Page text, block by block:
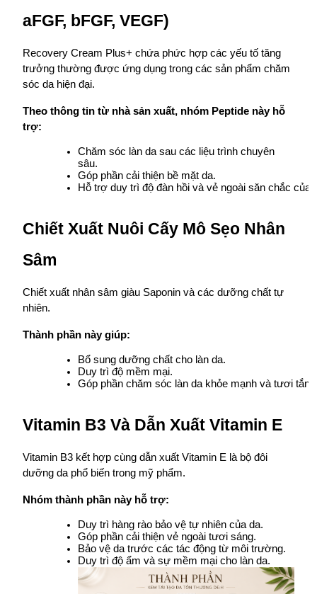
aFGF, bFGF, VEGF)
Recovery Cream Plus+ chứa phức hợp các yếu tố tăng
trưởng thường được ứng dụng trong các sản phẩm chăm
sóc da hiện đại.
Theo thông tin từ nhà sản xuất, nhóm Peptide này hỗ
trợ:
Chăm sóc làn da sau các liệu trình chuyên
sâu.
Góp phần cải thiện bề mặt da.
Hỗ trợ duy trì độ đàn hồi và vẻ ngoài săn chắc của
Chiết Xuất Nuôi Cấy Mô Sẹo Nhân
Sâm
Chiết xuất nhân sâm giàu Saponin và các dưỡng chất tự
nhiên.
Thành phần này giúp:
Bổ sung dưỡng chất cho làn da.
Duy trì độ mềm mại.
Góp phần chăm sóc làn da khỏe mạnh và tươi tắn
Vitamin B3 Và Dẫn Xuất Vitamin E
Vitamin B3 kết hợp cùng dẫn xuất Vitamin E là bộ đôi
dưỡng da phổ biến trong mỹ phẩm.
Nhóm thành phần này hỗ trợ:
Duy trì hàng rào bảo vệ tự nhiên của da.
Góp phần cải thiện vẻ ngoài tươi sáng.
Bảo vệ da trước các tác động từ môi trường.